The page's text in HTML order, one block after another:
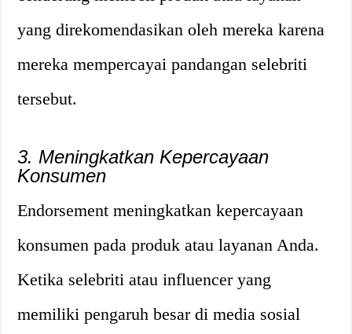
yang direkomendasikan oleh mereka karena
mereka mempercayai pandangan selebriti
tersebut.
3. Meningkatkan Kepercayaan
Konsumen
Endorsement meningkatkan kepercayaan
konsumen pada produk atau layanan Anda.
Ketika selebriti atau influencer yang
memiliki pengaruh besar di media sosial